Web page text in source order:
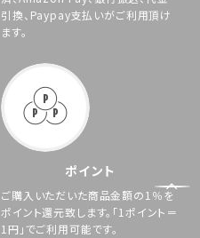
引換、Paypay支払いがご利用頂け
ます。
ポイント
ご購入いただいた商品金額の1％を
ポイント還元致します。「1ポイント＝
1円」でご利用可能です。